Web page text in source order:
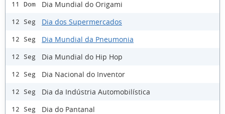
11 Dom Dia Mundial do Origami
12 Seg Dia dos Supermercados
12 Seg Dia Mundial da Pneumonia
12 Seg Dia Mundial do Hip Hop
12 Seg Dia Nacional do Inventor
12 Seg Dia da Indústria Automobilística
12 Seg Dia do Pantanal